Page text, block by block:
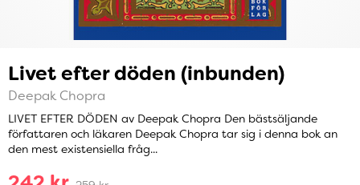
Livet efter döden (inbunden)
Deepak Chopra
LIVET EFTER DÖDEN av Deepak Chopra Den bästsäljande
författaren och läkaren Deepak Chopra tar sig i denna bok an
den mest existensiella fråg...